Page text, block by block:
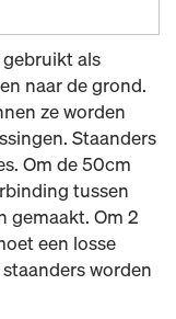
als
naar de grond.
ze worden
Staanders
Om de 50cm
tussen
gemaakt. Om 2
een losse
worden